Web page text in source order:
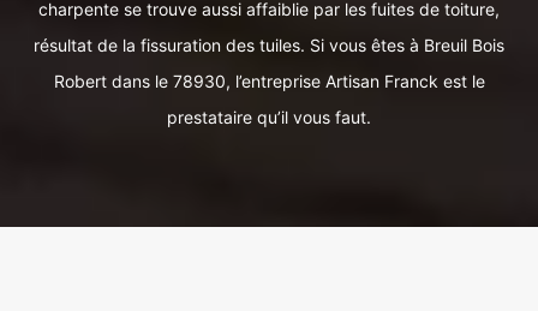
charpente se trouve aussi affaiblie par les fuites de toiture,
résultat de la fissuration des tuiles. Si vous êtes à Breuil Bois
Robert dans le 78930, l’entreprise Artisan Franck est le
prestataire qu’il vous faut.